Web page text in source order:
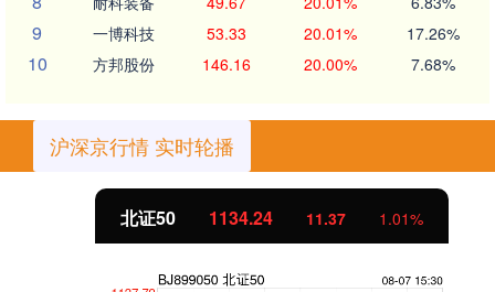
9 一博科技 53.33 20.01% 17.26%
10 方邦股份 146.16 20.00% 7.68%
沪深京行情 实时轮播
北证50 1134.24 11.37 1.01%